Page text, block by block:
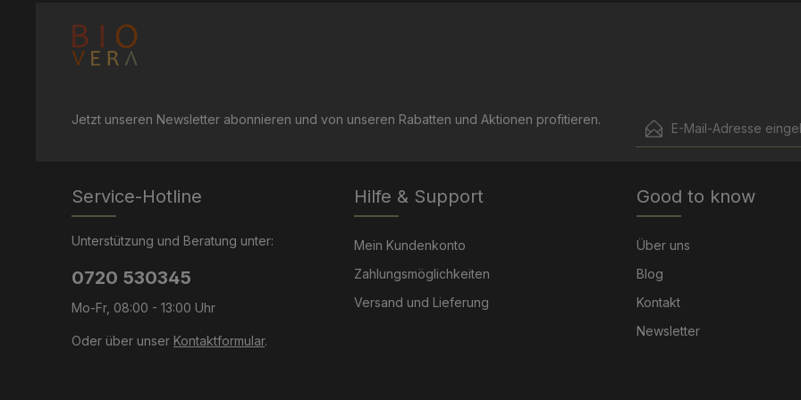
Jetzt unseren Newsletter abonnieren und von unseren Rabatten und Aktionen profitieren. E-Mail-Adresse*
einverstanden.
Pflichtfelder.
Service-Hotline
Unterstützung und Beratung unter:
0720 530345
Mo-Fr, 08:00 - 13:00 Uhr
Oder über unser Kontaktformular.
Hilfe & Support
Mein Kundenkonto
Zahlungsmöglichkeiten
Versand und Lieferung
Good to know
Über uns
Blog
Kontakt
Newsletter